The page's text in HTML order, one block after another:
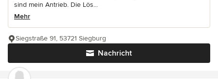
sind mein Antrieb. Die Lös...
Mehr
Nachricht
Siegstraße 91, 53721 Siegburg